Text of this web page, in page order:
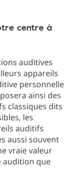
centre à
auditives
appareils
personnelle
ainsi des
classiques dits
les
auditifs
aussi souvent
vraie valeur
audition que